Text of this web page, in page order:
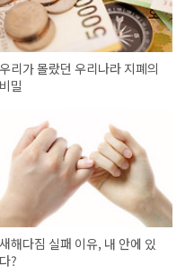
우리가 몰랐던 우리나라 지폐의
비밀
새해다짐 실패 이유, 내 안에 있
다?